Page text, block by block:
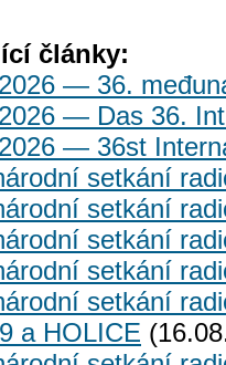
články:
— 36.
— Das 36.
— 36st
setkání
setkání
setkání
setkání
setkání
a HOLICE